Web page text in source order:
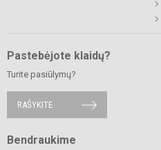
Pastebėjote klaidų?
Turite pasiūlymų?
RAŠYKITE
Bendraukime